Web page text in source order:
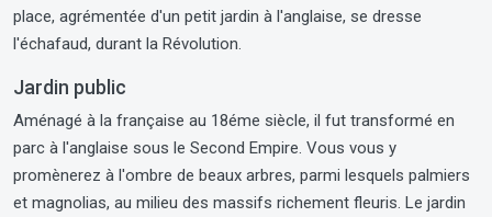
place, agrémentée d'un petit jardin à l'anglaise, se dresse
l'échafaud, durant la Révolution.
Jardin public
Aménagé à la française au 18éme siècle, il fut transformé en
parc à l'anglaise sous le Second Empire. Vous vous y
promènerez à l'ombre de beaux arbres, parmi lesquels palmiers
et magnolias, au milieu des massifs richement fleuris. Le jardin